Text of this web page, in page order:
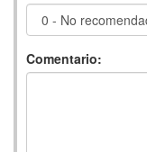
Comentario: